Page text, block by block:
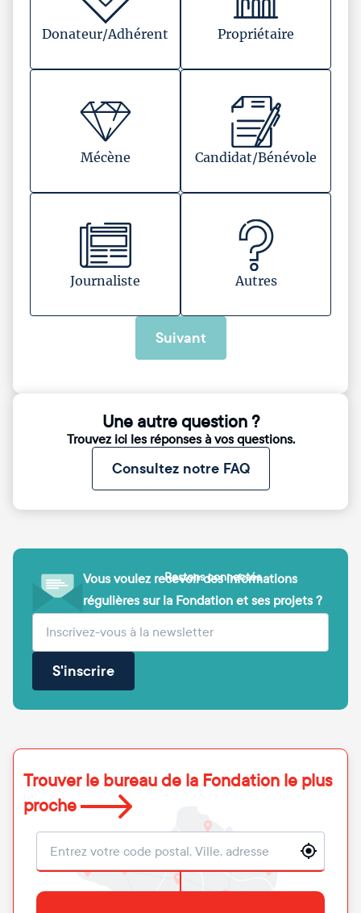
Donateur/Adhérent Propriétaire
Mécène Candidat/Bénévole
Journaliste Autres
Suivant
Une autre question ?
Trouvez ici les réponses à vos questions.
Consultez notre FAQ
Vous voulez recevoir des informations
régulières sur la Fondation et ses projets ?
Votre adresse e-mail (obligatoire)
S'inscrire
Restons connectés
Trouver le bureau de la Fondation le plus
proche
Localisation